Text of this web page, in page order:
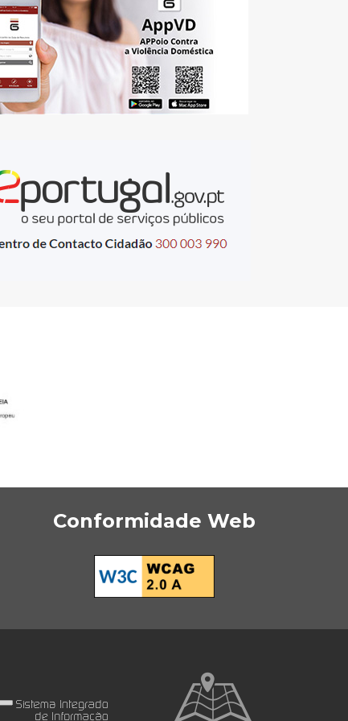
Conformidade Web